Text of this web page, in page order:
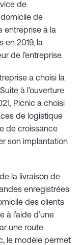
de
de
entreprise à la
en 2019, la
de l’entreprise.
a choisi la
à l’ouverture
Picnic a choisi
de logistique
de croissance
son implantation
la livraison de
enregistrées
des clients
l’aide d’une
une route
le modèle permet